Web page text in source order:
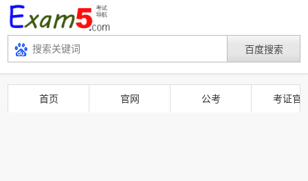
首页 官网 公考 考证官